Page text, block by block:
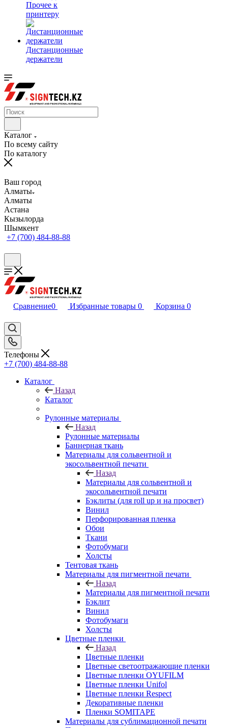
Прочее к
принтеру
Дистанционные
держатели
Каталог
По всему сайту
По каталогу
Ваш город
Алматы
Алматы
Астана
Кызылорда
Шымкент
+7 (700) 484-88-88
Сравнение0 Избранные товары 0 Корзина 0
Телефоны
+7 (700) 484-88-88
Каталог
Назад
Каталог
Рулонные материалы
Назад
Рулонные материалы
Баннерная ткань
Материалы для сольвентной и
экосольвентной печати
Назад
Материалы для сольвентной и
экосольвентной печати
Бэклиты (для roll up и на просвет)
Винил
Перфорированная пленка
Обои
Ткани
Фотобумаги
Холсты
Тентовая ткань
Материалы для пигментной печати
Назад
Материалы для пигментной печати
Бэклит
Винил
Фотобумаги
Холсты
Цветные пленки
Назад
Цветные пленки
Цветные светоотражающие пленки
Цветные пленки OYUFILM
Цветные пленки Unifol
Цветные пленки Respect
Декоративные пленки
Пленки SOMITAPE
Материалы для сублимационной печати